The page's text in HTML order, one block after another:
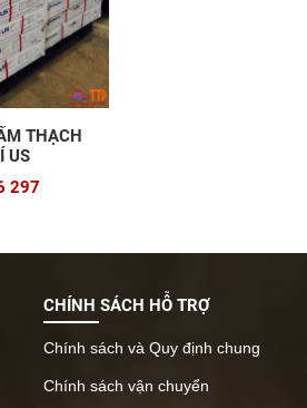
THẠCH
US
297
CHÍNH SÁCH HỖ TRỢ
Chính sách và Quy định chung
Chính sách vận chuyển